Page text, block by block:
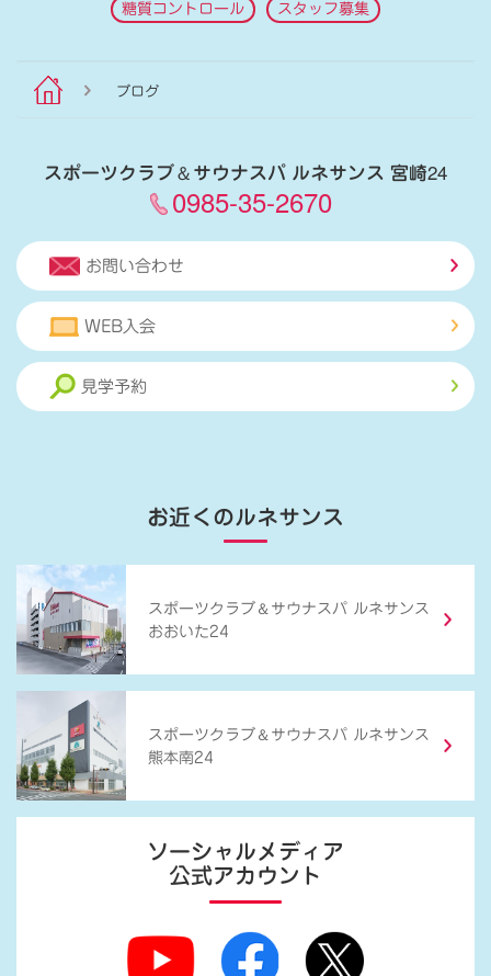
糖質コントロール スタッフ募集
ブログ
スポーツクラブ＆サウナスパ ルネサンス 宮崎24
0985-35-2670
お問い合わせ
WEB入会
見学予約
お近くのルネサンス
スポーツクラブ ＆ サウナスパ ルネサンス
おおいた24
スポーツクラブ ＆ サウナスパ ルネサンス
熊本南24
ソーシャルメディア
公式アカウント